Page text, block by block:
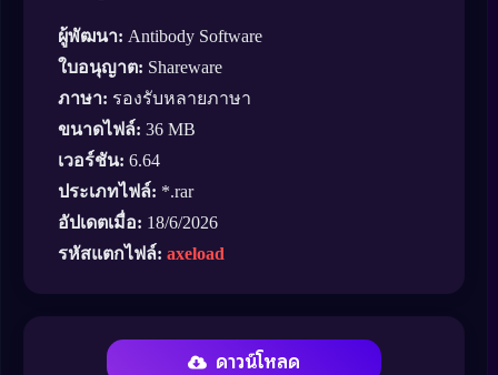
ผู้พัฒนา: Antibody Software
ใบอนุญาต: Shareware
ภาษา: รองรับหลายภาษา
ขนาดไฟล์: 36 MB
เวอร์ชัน: 6.64
ประเภทไฟล์: *.rar
อัปเดตเมื่อ: 18/6/2026
รหัสแตกไฟล์: axeload
ดาวน์โหลด